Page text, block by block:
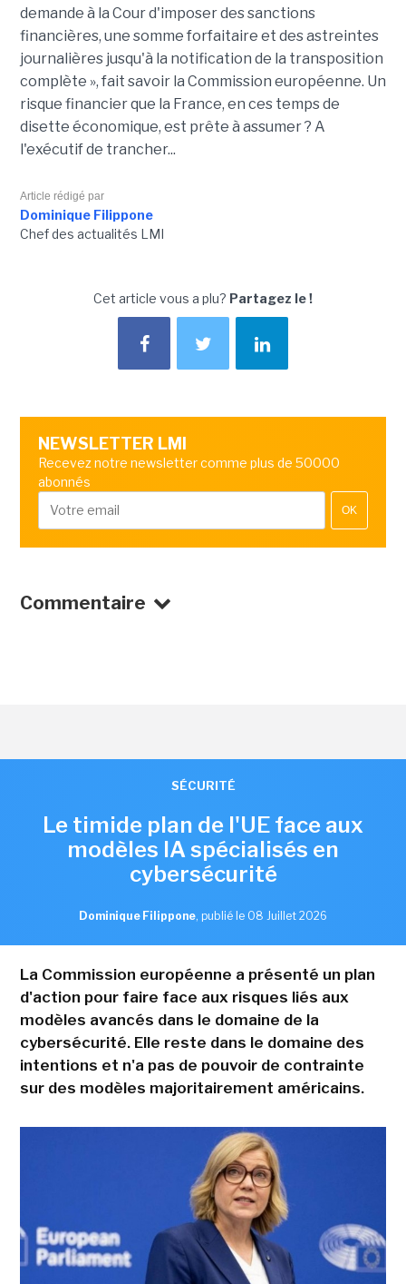
demande à la Cour d'imposer des sanctions
financières, une somme forfaitaire et des astreintes
journalières jusqu'à la notification de la transposition
complète », fait savoir la Commission européenne. Un
risque financier que la France, en ces temps de
disette économique, est prête à assumer ? A
l'exécutif de trancher...
Article rédigé par
Dominique Filippone
Chef des actualités LMI
Cet article vous a plu? Partagez le !
NEWSLETTER LMI
Recevez notre newsletter comme plus de 50000
abonnés
OK
Commentaire
SÉCURITÉ
Le timide plan de l'UE face aux
modèles IA spécialisés en
cybersécurité
Dominique Filippone, publié le 08 Juillet 2026
La Commission européenne a présenté un plan
d'action pour faire face aux risques liés aux
modèles avancés dans le domaine de la
cybersécurité. Elle reste dans le domaine des
intentions et n'a pas de pouvoir de contrainte
sur des modèles majoritairement américains.